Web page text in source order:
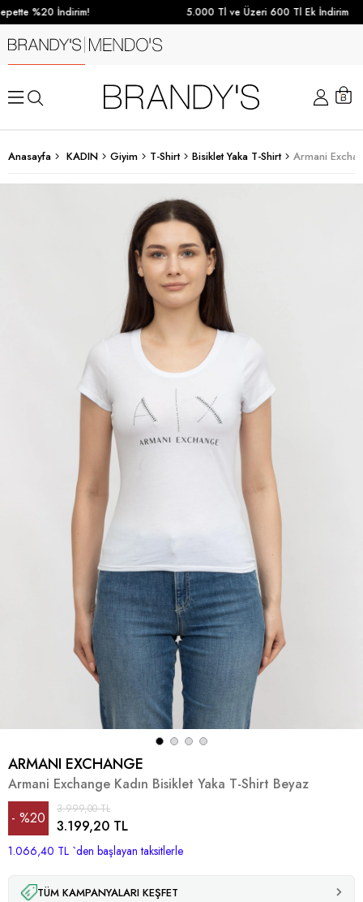
%20 İndirim! 5.000 Tl ve Üzeri 600 Tl Ek İndirim
Anasayfa KADIN Giyim T-Shirt Bisiklet Yaka T-Shirt Armani
ARMANI EXCHANGE
Armani Exchange Kadın Bisiklet Yaka T-Shirt Beyaz
%20
İndirim
3.999,00 TL
3.199,20 TL
1.066,40 TL `den başlayan taksitlerle
TÜM KAMPANYALARI KEŞFET